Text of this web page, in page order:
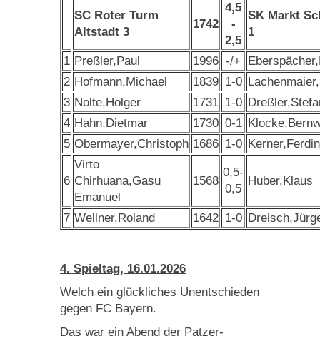
SC Roter Turm
Altstadt 3
1742
4,5
-
2,5
SK Markt
1
1 Preßler,Paul 1996 -/+
2 Hofmann,Michael 1839 1-0
3 Nolte,Holger 1731 1-0
4 Hahn,Dietmar 1730 0-1
5 Obermayer,Christoph 1686 1-0
6
Virto
Chirhuana,Gasu
Emanuel
1568
0,5-
0,5
Huber,Klaus
7 Wellner,Roland 1642 1-0
4. Spieltag, 16.01.2026
Welch ein glückliches Unentschieden
gegen FC Bayern.
Das war ein Abend der Patzer-